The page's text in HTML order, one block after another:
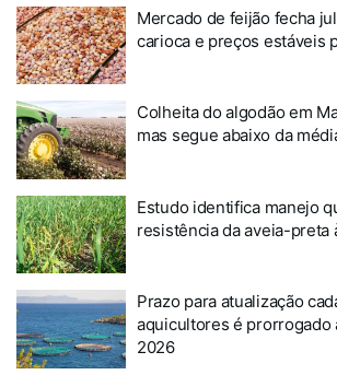
Mercado de feijão fecha
carioca e preços estáveis
Colheita do algodão em
mas segue abaixo da
Estudo identifica manejo
resistência da aveia-preta
Prazo para atualização
aquicultores é prorrogado
2026